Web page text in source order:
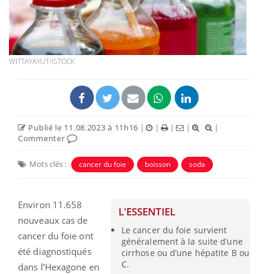
WITTAYAYUT/ISTOCK
Publié le 11.08.2023 à 11h16 | | | |
|
Commenter
Mots clés : cancer du foie boisson soda
L'ESSENTIEL
Le cancer du foie survient
généralement à la suite d’une
cirrhose ou d’une hépatite B ou
C.
Environ 11.658
nouveaux cas de
cancer du foie ont
été diagnostiqués
dans l’Hexagone en